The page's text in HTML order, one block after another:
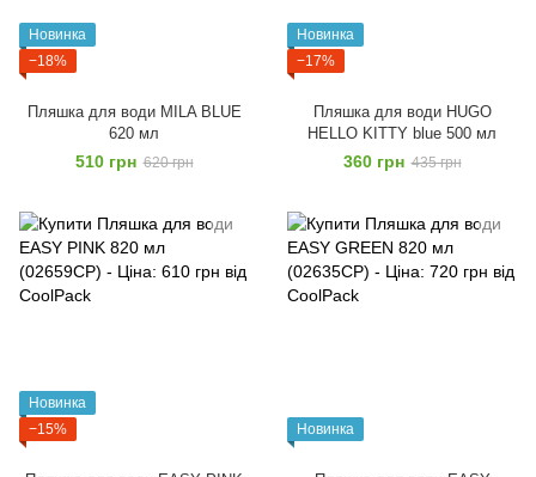
Новинка
−18%
Пляшка для води MILA BLUE
620 мл
510 грн 620 грн
Новинка
−17%
Пляшка для води HUGO
HELLO KITTY blue 500 мл
360 грн 435 грн
Новинка
−15%
Новинка